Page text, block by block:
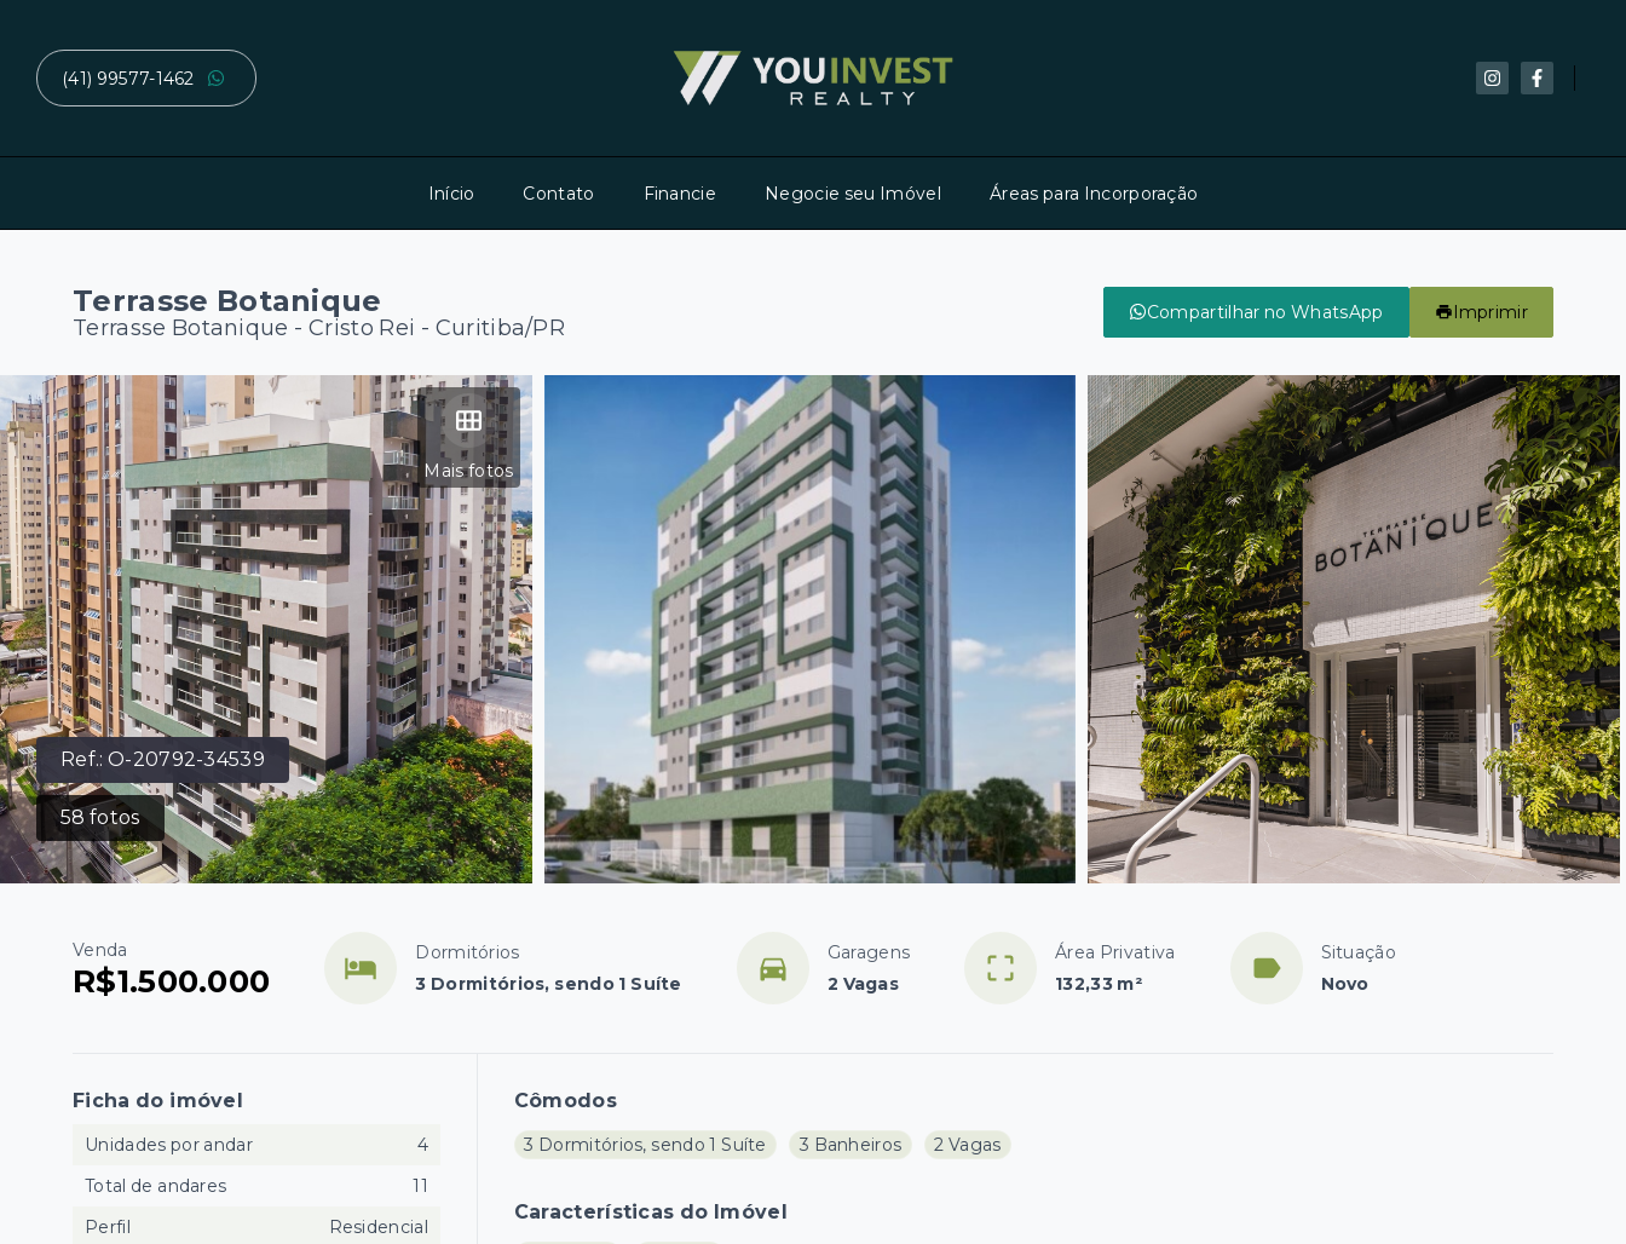
(41) 99577-1462
Início Contato Financie Negocie seu Imóvel Áreas para Incorporação
Terrasse Botanique
Terrasse Botanique -Cristo Rei - Curitiba/PR
Compartilhar no WhatsApp Imprimir
Ref.:O-20792-34539
58 fotos
Mais fotos
Venda
R$1.500.000
Dormitórios
3 Dormitórios, sendo 1 Suíte
Garagens
2 Vagas
Área Privativa
132,33 m²
Situação
Novo
Cômodos
3 Dormitórios, sendo 1 Suíte 3 Banheiros 2 Vagas
Características do Imóvel
Ficha do imóvel
Unidades por andar
4
Total de andares
11
Perfil
Residencial